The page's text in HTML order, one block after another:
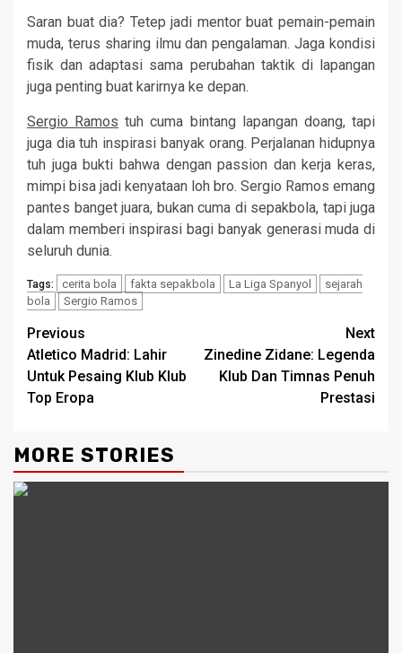
Saran buat dia? Tetep jadi mentor buat pemain-pemain
muda, terus sharing ilmu dan pengalaman. Jaga kondisi
fisik dan adaptasi sama perubahan taktik di lapangan
juga penting buat karirnya ke depan.
Sergio Ramos tuh cuma bintang lapangan doang, tapi
juga dia tuh inspirasi banyak orang. Perjalanan hidupnya
tuh juga bukti bahwa dengan passion dan kerja keras,
mimpi bisa jadi kenyataan loh bro. Sergio Ramos emang
pantes banget juara, bukan cuma di sepakbola, tapi juga
dalam memberi inspirasi bagi banyak generasi muda di
seluruh dunia.
Tags: cerita bola fakta sepakbola La Liga Spanyol
sejarah
bola
Sergio Ramos
Continue
Reading
Previous
Atletico Madrid: Lahir
Untuk Pesaing Klub Klub
Top Eropa
Next
Zinedine Zidane: Legenda
Klub Dan Timnas Penuh
Prestasi
MORE STORIES